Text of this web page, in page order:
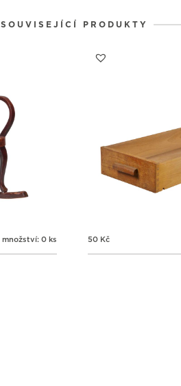
SOUVISEJÍCÍ PRODUKTY
množství: 0 ks 50 Kč